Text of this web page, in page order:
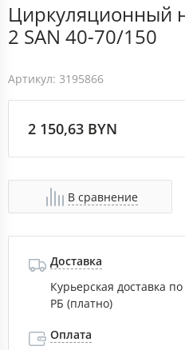
Циркуляционный
2 SAN 40-70/150
Артикул: 3195866
2 150,63 BYN
В сравнение
Доставка
Курьерская доставка
РБ (платно)
Оплата